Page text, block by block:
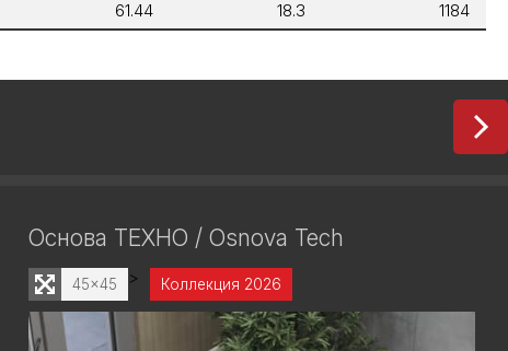
61.44 18.3 1184
Основа ТЕХНО / Osnova Tech
>
45x45 Коллекция 2026